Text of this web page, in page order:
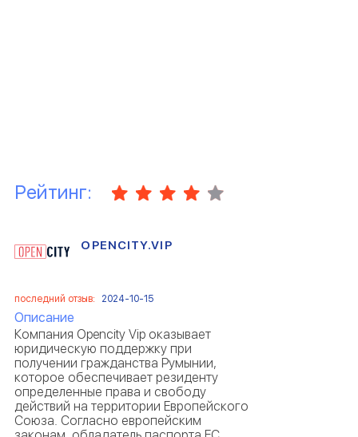
Рейтинг:
OPENCITY.VIP
последний отзыв: 2024-10-15
Описание
Компания Opencity Vip оказывает
юридическую поддержку при
получении гражданства Румынии,
которое обеспечивает резиденту
определенные права и свободу
действий на территории Европейского
Союза. Согласно европейским